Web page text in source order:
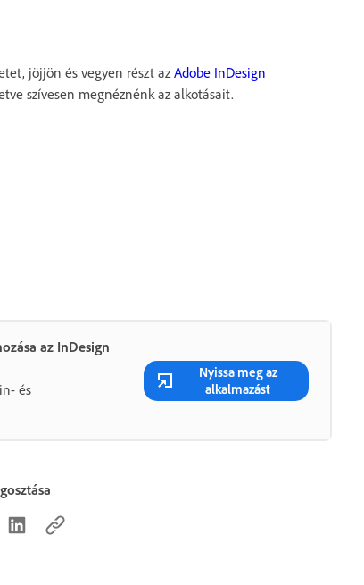
jöjjön és vegyen részt azAdobe InDesign
szívesen megnéznénk az alkotásait.
az InDesign
és
Nyissa meg az
alkalmazást